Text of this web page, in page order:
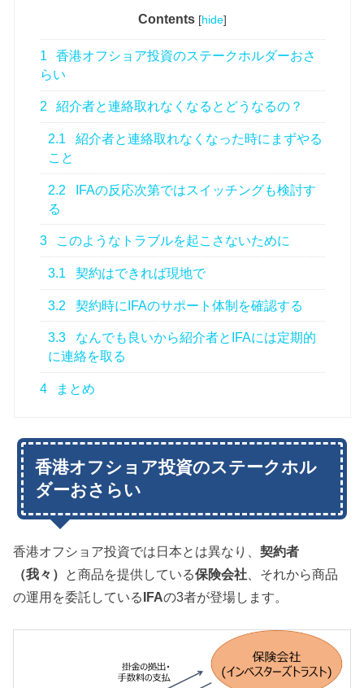
Contents [hide]
1
香港オフショア投資のステークホルダーおさ
らい
2 紹介者と連絡取れなくなるとどうなるの？
2.1
紹介者と連絡取れなくなった時にまずやる
こと
2.2
IFAの反応次第ではスイッチングも検討す
る
3 このようなトラブルを起こさないために
3.1 契約はできれば現地で
3.2 契約時にIFAのサポート体制を確認する
3.3
なんでも良いから紹介者とIFAには定期的
に連絡を取る
4 まとめ
香港オフショア投資のステークホル
ダーおさらい
香港オフショア投資では日本とは異なり、契約者
（我々） と商品を提供している保険会社 、それから商品
の運用を委託しているIFAの3者が登場します。